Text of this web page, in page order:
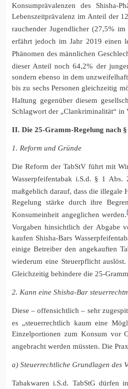
Konsumprävalenzen des Shisha-
Lebenszeitprävalenz im Anteil der
rauchender Jugendlicher (27,5%
erfährt jedoch im Jahr 2019 einen
Phänomen des männlichen
dieser Anteil noch 64,2% der
sondern ebenso in dem
bis zu sechs Personen gleichzeitig
Haltung gegenüber diesem
Schlagwort der „Clankriminalität“
II. Die 25-Gramm-Regelung nach §
1. Reform und Gründe
Die Reform der TabStV führt mit
Wasserpfeifentabak i.S.d. § 1
maßgeblich darauf, dass die illegale
Regelung stärke durch ihre
Konsumeinheit angeglichen werden.
Vorgaben hinsichtlich der Abgabe
kaufen Shisha-Bars
einige Betreiber den angekauften
wiederum eine Steuerpflicht
Gleichzeitig behindere die 25-
2. Kann eine Shisha-Bar
Diese – offensichtlich – sehr
es „steuerrechtlich kaum eine
Einzelportionen zum Konsum vor
angebracht werden müssten. Die
a) Steuerrechtliche Grundlagen des
Tabakwaren i.S.d. TabStG dürfen